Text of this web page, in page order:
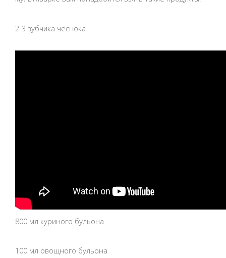
2-3 зубчика чеснока
800 мл куриного бульона
100 мл овощного бульона